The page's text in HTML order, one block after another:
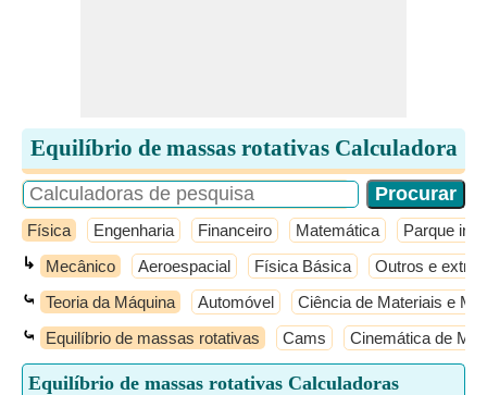
Equilíbrio de massas rotativas Calculadora
Física Engenharia Financeiro Matemática Parque
↳ Mecânico Aeroespacial Física Básica Outros e extras
⤿ Teoria da Máquina Automóvel Ciência de Materiais e
⤿ Equilíbrio de massas rotativas Cams Cinemática de
Equilíbrio de massas rotativas Calculadoras